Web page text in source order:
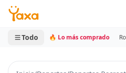
MINI CARRITO
0 productos
Todo 🔥 Lo más comprado